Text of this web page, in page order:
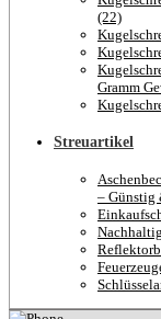
(22)
Gramm
Streuartikel
– Günstig